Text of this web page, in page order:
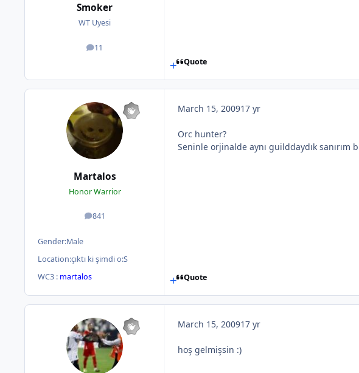
Smoker
WT Uyesi
11
posts
Quote
Martalos
Honor Warrior
841
posts
Gender:Male
Location:çıktı ki şimdi o:S
WC3 : martalos
March 15, 200917 yr
Orc hunter?
Seninle orjinalde aynı guilddaydık sanırım
Quote
March 15, 200917 yr
hoş gelmişsin :)